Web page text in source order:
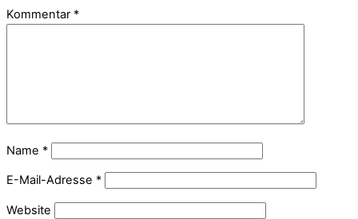
Kommentar *
Name *
E-Mail-Adresse *
Website